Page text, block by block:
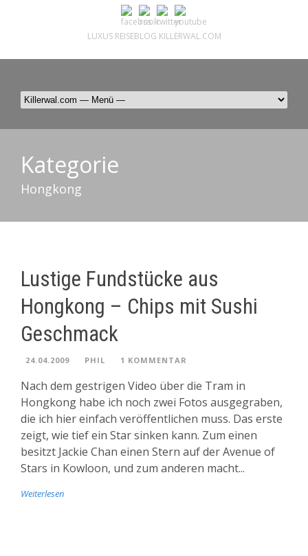
LUXUS REISEBLOG KILLERWAL.COM
Kategorie
Hongkong
Lustige Fundstücke aus
Hongkong – Chips mit Sushi
Geschmack
24.04.2009 PHIL 1 KOMMENTAR
Nach dem gestrigen Video über die Tram in
Hongkong habe ich noch zwei Fotos ausgegraben,
die ich hier einfach veröffentlichen muss. Das erste
zeigt, wie tief ein Star sinken kann. Zum einen
besitzt Jackie Chan einen Stern auf der Avenue of
Stars in Kowloon, und zum anderen macht...
Weiterlesen